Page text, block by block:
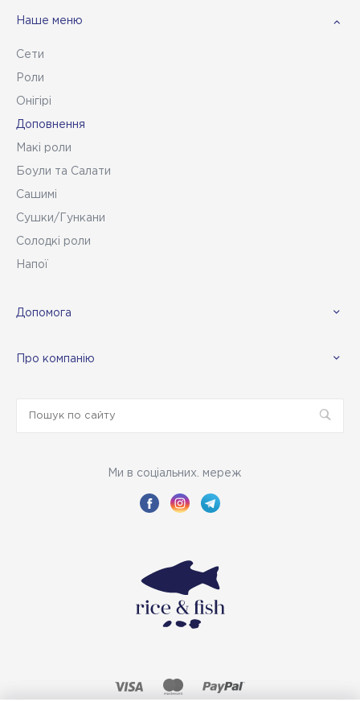
Наше меню
Сети
Роли
Онігірі
Доповнення
Макі роли
Боули та Салати
Сашимі
Сушки/Гункани
Солодкі роли
Напої
Допомога
Про компанію
Ми в соціальних. мереж